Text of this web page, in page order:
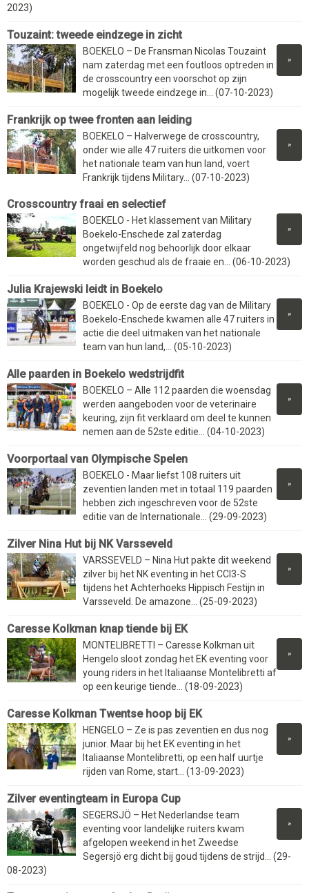
2023)
Touzaint: tweede eindzege in zicht
»
BOEKELO – De Fransman Nicolas Touzaint
nam zaterdag met een foutloos optreden in
de crosscountry een voorschot op zijn
mogelijk tweede eindzege in... (07-10-2023)
Frankrijk op twee fronten aan leiding
»
BOEKELO – Halverwege de crosscountry,
onder wie alle 47 ruiters die uitkomen voor
het nationale team van hun land, voert
Frankrijk tijdens Military... (07-10-2023)
Crosscountry fraai en selectief
»
BOEKELO - Het klassement van Military
Boekelo-Enschede zal zaterdag
ongetwijfeld nog behoorlijk door elkaar
worden geschud als de fraaie en... (06-10-2023)
Julia Krajewski leidt in Boekelo
»
BOEKELO - Op de eerste dag van de Military
Boekelo-Enschede kwamen alle 47 ruiters in
actie die deel uitmaken van het nationale
team van hun land,... (05-10-2023)
Alle paarden in Boekelo wedstrijdfit
»
BOEKELO – Alle 112 paarden die woensdag
werden aangeboden voor de veterinaire
keuring, zijn fit verklaard om deel te kunnen
nemen aan de 52ste editie... (04-10-2023)
Voorportaal van Olympische Spelen
»
BOEKELO - Maar liefst 108 ruiters uit
zeventien landen met in totaal 119 paarden
hebben zich ingeschreven voor de 52ste
editie van de Internationale... (29-09-2023)
Zilver Nina Hut bij NK Varsseveld
»
VARSSEVELD – Nina Hut pakte dit weekend
zilver bij het NK eventing in het CCI3-S
tijdens het Achterhoeks Hippisch Festijn in
Varsseveld. De amazone... (25-09-2023)
Caresse Kolkman knap tiende bij EK
»
MONTELIBRETTI – Caresse Kolkman uit
Hengelo sloot zondag het EK eventing voor
young riders in het Italiaanse Montelibretti af
op een keurige tiende... (18-09-2023)
Caresse Kolkman Twentse hoop bij EK
»
HENGELO – Ze is pas zeventien en dus nog
junior. Maar bij het EK eventing in het
Italiaanse Montelibretti, op een half uurtje
rijden van Rome, start... (13-09-2023)
Zilver eventingteam in Europa Cup
»
SEGERSJÖ – Het Nederlandse team
eventing voor landelijke ruiters kwam
afgelopen weekend in het Zweedse
Segersjö erg dicht bij goud tijdens de strijd... (29-
08-2023)